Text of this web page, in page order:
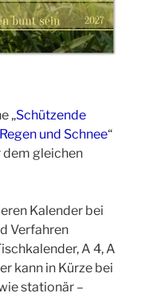
„Schützende
und Schnee“
dem gleichen
Kalender bei
Verfahren
A 4, A
kann in Kürze bei
stationär –